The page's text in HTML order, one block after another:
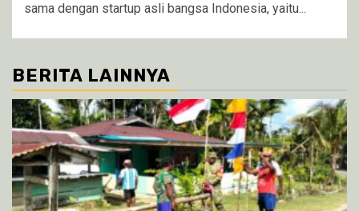
sama dengan startup asli bangsa Indonesia, yaitu...
BERITA LAINNYA